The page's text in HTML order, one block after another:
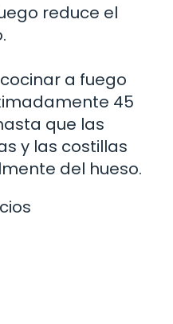
reduce el
a fuego
45
que las
y las costillas
del hueso.